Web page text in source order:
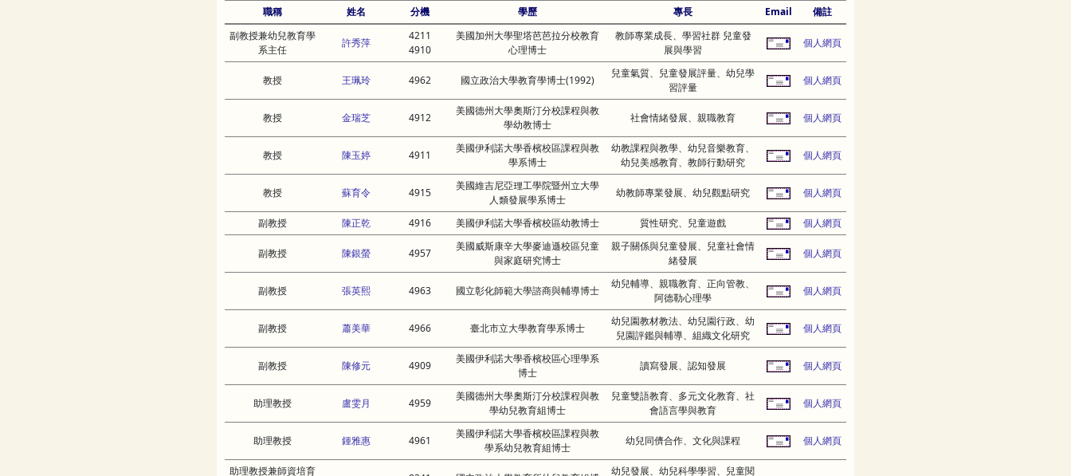
職稱 姓名 分機 學歷 專長 Email
備註
副教授兼幼兒教育學
系主任
許秀萍
4211
4910
美國加州大學聖塔芭芭拉分校教育
心理博士
教師專業成長、學習社群 兒童發
展與學習
個人網頁
教授 王珮玲 4962 國立政治大學教育學博士(1992)
兒童氣質、兒童發展評量、幼兒學
習評量
個人網頁
教授 金瑞芝 4912
美國德州大學奧斯汀分校課程與教
學幼教博士
社會情緒發展、親職教育 個人網頁
教授 陳玉婷 4911
美國伊利諾大學香檳校區課程與教
學系博士
幼教課程與教學、幼兒音樂教育、
幼兒美感教育、教師行動研究
個人網頁
教授 蘇育令 4915
美國維吉尼亞理工學院暨州立大學
人類發展學系博士
幼教師專業發展、幼兒觀點研究 個人網頁
副教授 陳正乾 4916 美國伊利諾大學香檳校區幼教博士 質性研究、兒童遊戲 個人網頁
副教授 陳銀螢 4957
美國威斯康辛大學麥迪遜校區兒童
與家庭研究博士
親子關係與兒童發展、兒童社會情
緒發展
個人網頁
副教授 張英熙 4963 國立彰化師範大學諮商與輔導博士
幼兒輔導、親職教育、正向管教、
阿德勒心理學
個人網頁
副教授 蕭美華 4966 臺北市立大學教育學系博士
幼兒園教材教法、幼兒園行政、幼
兒園評鑑與輔導、組織文化研究
個人網頁
副教授 陳修元 4909
美國伊利諾大學香檳校區心理學系
博士
讀寫發展、認知發展 個人網頁
助理教授 盧雯月 4959
美國德州大學奧斯汀分校課程與教
學幼兒教育組博士
兒童雙語教育、多元文化教育、社
會語言學與教育
個人網頁
助理教授 鍾雅惠 4961
美國伊利諾大學香檳校區課程與教
學系幼兒教育組博士
幼兒同儕合作、文化與課程 個人網頁
助理教授兼師資培育
幼兒發展、幼兒科學學習、兒童閱